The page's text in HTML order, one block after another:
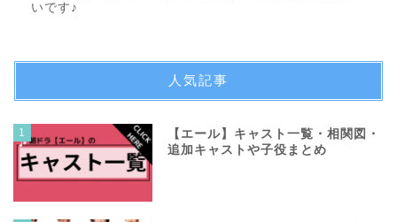
いです♪
人気記事
1
【エール】キャスト一覧・相関図・
追加キャストや子役まとめ